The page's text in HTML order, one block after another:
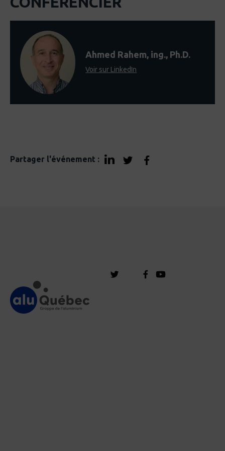
Ahmed Rahem, ing., Ph.D.
Voir sur LinkedIn
Partager l'événement :